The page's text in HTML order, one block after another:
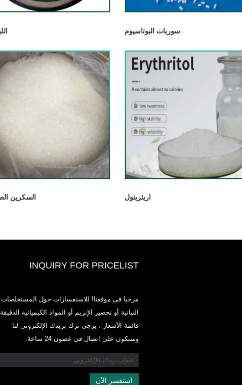
سوربات البوتاسيوم
السكرين اريثريتول
INQUIRY FOR PRICELIST
مرحبا فى موقعنا! للاستفسارات حول المستخلصات
النباتية أو تحضير الإنزيم أو المواد الكيميائية
قائمة الأسعار ، يرجى ترك بريدك الإلكتروني لنا
وسنكون على اتصال في غضون 24 ساعة.
والمكملات الغذائية وصناعات الأغذية والمشروبات الوظيفية من مرافق
سنوات عديدة ونحن راسخون جدًا. خبرتنا وسمعتنا في التوريد تفيد